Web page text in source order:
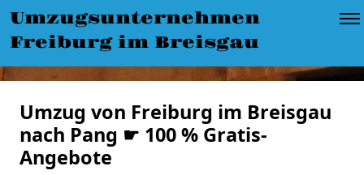
Umzugsunternehmen
Freiburg im Breisgau
Umzug von Freiburg im Breisgau
nach Pang ☛ 100 % Gratis-
Angebote